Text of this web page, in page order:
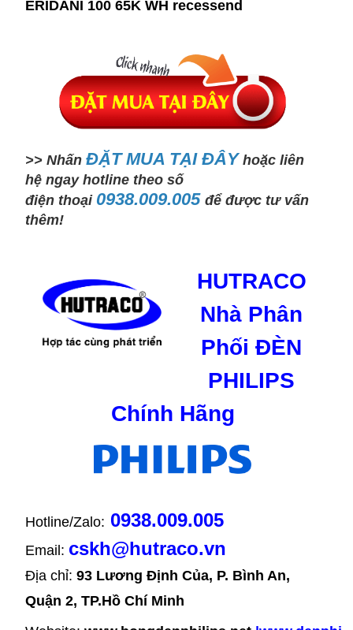
ERIDANI 100 65K WH recessend
>> Nhấn ĐẶT MUA TẠI ĐÂY hoặc liên
hệ ngay hotline theo số
điện thoại 0938.009.005 để được tư vấn
thêm!
HUTRACO
Nhà Phân
Phối ĐÈN
PHILIPS
Chính Hãng
Hotline/Zalo: 0938.009.005
Email: cskh@hutraco.vn
Địa chỉ: 93 Lương Định Của, P. Bình An,
Quận 2, TP.Hồ Chí Minh